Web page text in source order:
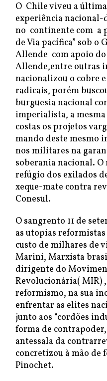
O Chile viveu a
experiência
no continente com a
de Via pacífica” sob o
Allende com apoio
Allende,entre outras
nacionalizou o cobre
radicais, porém
burguesia nacional
imperialista, a mesma
costas os projetos
mando deste mesmo
nos militares na
soberania nacional.
refúgio dos exilados
xeque-mate contra
Conesul.
O sangrento 11 de
as utopias
custo de milhares de
Marini, Marxista
dirigente do
Revolucionária( MIR)
reformismo, na sua
enfrentar as elites
junto aos “cordões
forma de
antessala da
concretizou à mão de
Pinochet.